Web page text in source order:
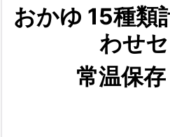
おかゆ 15種類
わせ
常温保